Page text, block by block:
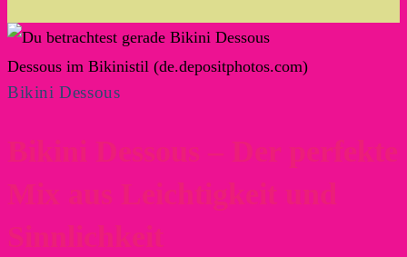
Dessous im Bikinistil (de.depositphotos.com)
Bikini Dessous
Bikini Dessous – Der perfekte
Mix aus Leichtigkeit und
Sinnlichkeit